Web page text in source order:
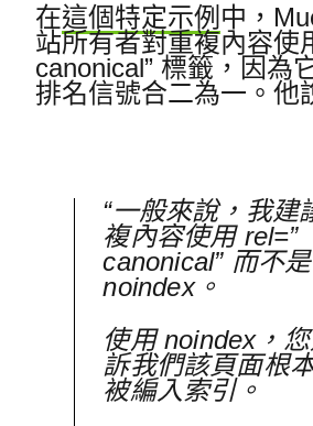
在這個特定示例 中，
站所有者對重複內容使
canonical” 標籤，因為
排名信號合二為一。他
“一般來說，我建
複內容使用 rel=”
canonical” 而不是
noindex。
使用 noindex，
訴我們該頁面根
被編入索引。